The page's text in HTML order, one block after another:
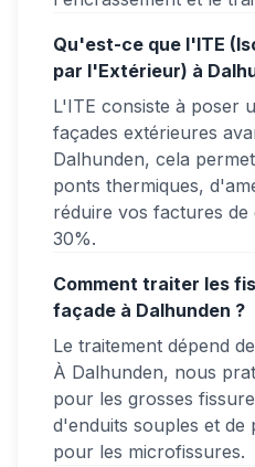
Qu'est-ce que l'ITE
par l'Extérieur) à
L'ITE consiste à poser
façades extérieures
Dalhunden, cela
ponts thermiques,
réduire vos factures de
30%.
Comment traiter les
façade à Dalhunden ?
Le traitement dépend
À Dalhunden, nous
pour les grosses
d'enduits souples et de
pour les microfissures.